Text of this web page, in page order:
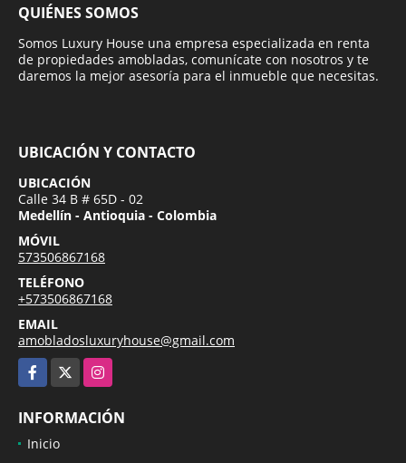
QUIÉNES SOMOS
Somos Luxury House una empresa especializada en renta
de propiedades amobladas, comunícate con nosotros y te
daremos la mejor asesoría para el inmueble que necesitas.
UBICACIÓN Y CONTACTO
UBICACIÓN
Calle 34 B # 65D - 02
Medellín - Antioquia - Colombia
MÓVIL
573506867168
TELÉFONO
+573506867168
EMAIL
amobladosluxuryhouse@gmail.com
Facebook
Instagram
INFORMACIÓN
Inicio